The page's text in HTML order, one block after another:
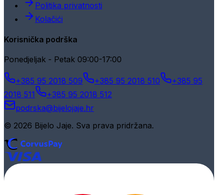
Politika privatnosti
Kolačići
Korisnička podrška
Ponedjeljak - Petak 09:00-17:00
+385 95 2018 509 +385 95 2018 510
+385 95
2018 511
+385 95 2018 512
podrska@bijelojaje.hr
© 2026 Bijelo Jaje. Sva prava pridržana.